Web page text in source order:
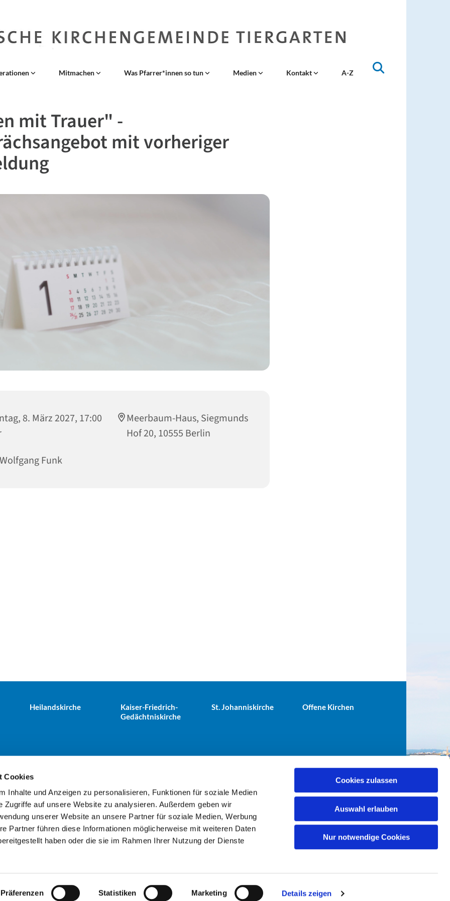
Cookies
Inhalte und Anzeigen zu personalisieren, Funktionen für soziale Medien
Zugriffe auf unsere Website zu analysieren. Außerdem geben wir
unserer Website an unsere Partner für soziale Medien, Werbung
Partner führen diese Informationen möglicherweise mit weiteren Daten
haben oder die sie im Rahmen Ihrer Nutzung der Dienste
Präferenzen Statistiken Marketing Details zeigen
Cookies zulassen
Auswahl erlauben
Nur notwendige Cookies
Mitmachen Was Pfarrer*innen so tun Medien Kontakt A-Z
mit Trauer" -
mit vorheriger
8. März 2027, 17:00
Meerbaum-Haus, Siegmunds
Hof 20, 10555 Berlin
Funk
Heilandskirche
Kaiser-Friedrich-
Gedächtniskirche
St. Johanniskirche Offene Kirchen
Tiergarten · Alt-Moabit 25, 10559 Berlin+49303943498 kuesterei@ev-gemeinde-tiergarten.de
Kontaktinformationen Impressum